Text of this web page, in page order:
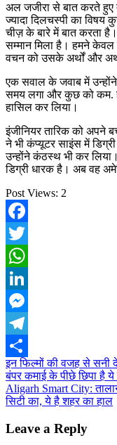
अल जजीरा से बात करते हुए
ज्यादा दिलचस्पी का विषय
चीज़ के बारे में बात करता
सम्मान मिला है। हमने केवल
वचन को उसके अर्थों और
एक सवाल के जवाब में
समय लगा और कुछ को कम.
हासिल कर लिया।
इंजीनियर तारिक को अपने
ने भी कंप्यूटर साइंस में
उन्होंने कंठस्थ भी कर
डिग्री धारक है। अब वह
Post Views: 2
Facebook
Twitter
WhatsApp
LinkedIn
Messenger
Telegram
Share
Post
navigation
इन फिल्मों की वजह से सनी
बंपर कमाई के पीछे छिपा है ये
Aligarh Smart City:
सिटी का, ये है शहर का हाल
Leave a Reply